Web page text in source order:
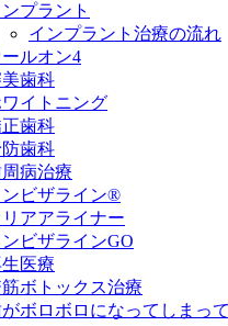
プラント
インプラント治療の流れ
ルオン4
歯科
ワイトニング
歯科
歯科
病治療
ンビザライン®
リアアライナー
ビザラインGO
医療
ボトックス治療
ボロボロになってしまっ